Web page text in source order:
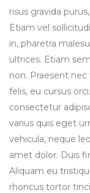
risus gravida
Etiam vel
in, pharetra
ultrices. Etiam
non. Praesent
felis, eu cursus
consectetur
varius quis eget
vehicula, neque
amet dolor. Duis
Aliquam eu
rhoncus tortor